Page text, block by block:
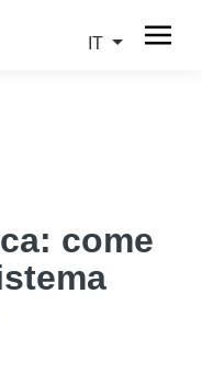
IT
come